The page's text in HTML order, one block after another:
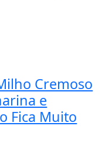
Cremoso
e
Fica Muito